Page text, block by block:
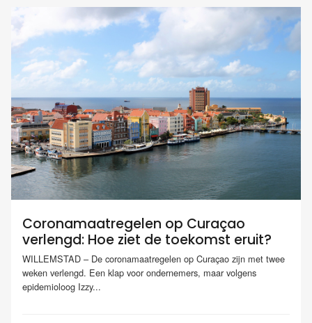
Coronamaatregelen op Curaçao
verlengd: Hoe ziet de toekomst eruit?
WILLEMSTAD – De coronamaatregelen op Curaçao zijn met twee
weken verlengd. Een klap voor ondernemers, maar volgens
epidemioloog Izzy...